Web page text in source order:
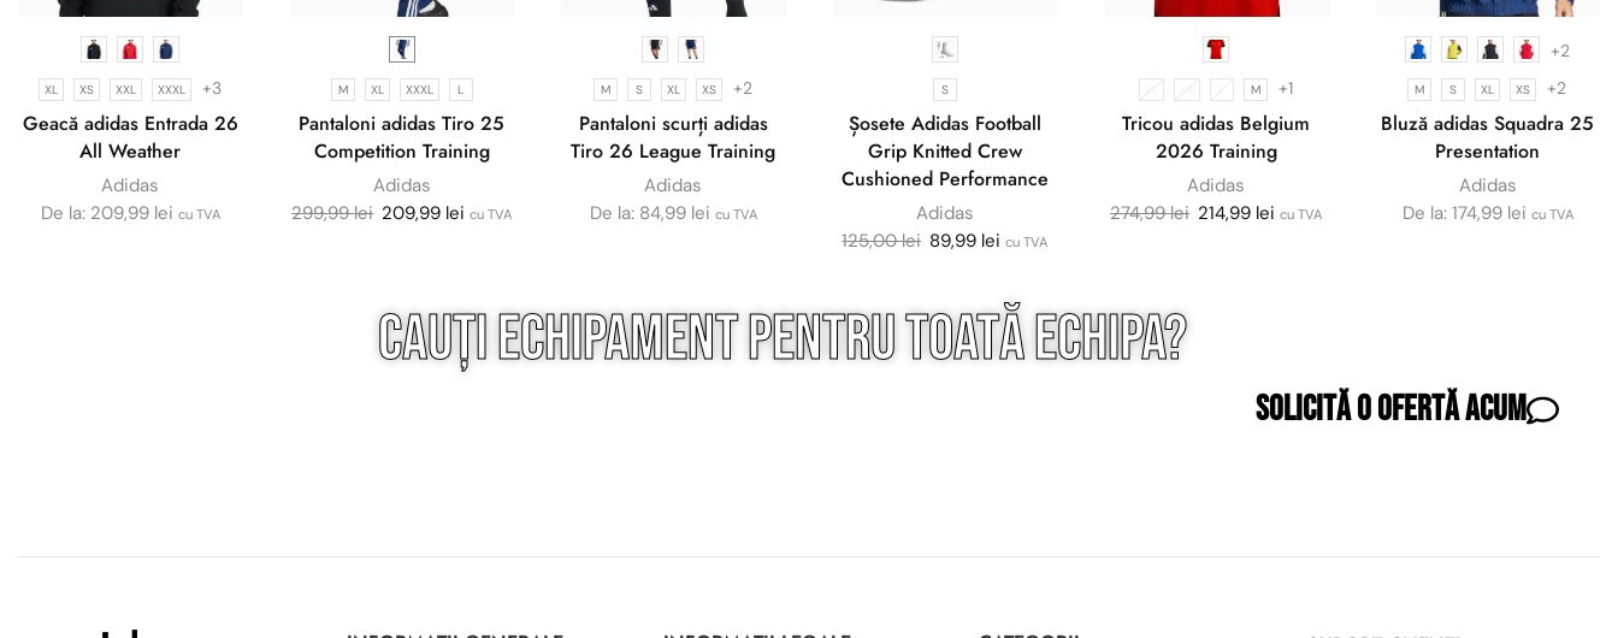
XL XS XXL XXXL +3
Geacă adidas Entrada 26
All Weather
Adidas
De la: 209,99 lei cu TVA
M XL XXXL L
Pantaloni adidas Tiro 25
Competition Training
Adidas
299,99lei 209,99 lei cu TVA
M S XL XS +2
Pantaloni scurți adidas
Tiro 26 League Training
Adidas
De la: 84,99 lei cu TVA
S
Șosete Adidas Football
Grip Knitted Crew
Cushioned Performance
Adidas
125,00lei 89,99 lei cu TVA
XL XS M +1
Tricou adidas Belgium
2026 Training
Adidas
274,99lei 214,99 lei cu TVA
+2
M S XL XS +2
Bluză adidas Squadra 25
Presentation
Adidas
De la: 174,99 lei cu TVA
Cauți echipament pentrutoatăechipa?
Solicită o ofertă acum